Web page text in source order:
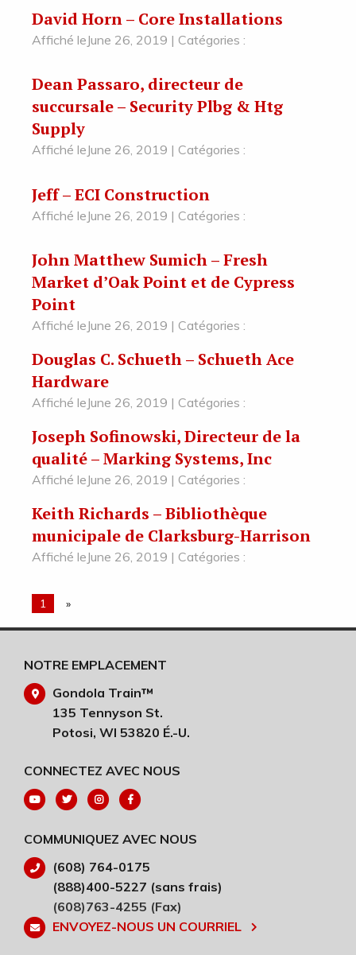
David Horn – Core Installations
Affiché leJune 26, 2019 | Catégories :
Dean Passaro, directeur de
succursale – Security Plbg & Htg
Supply
Affiché leJune 26, 2019 | Catégories :
Jeff – ECI Construction
Affiché leJune 26, 2019 | Catégories :
John Matthew Sumich – Fresh
Market d’Oak Point et de Cypress
Point
Affiché leJune 26, 2019 | Catégories :
Douglas C. Schueth – Schueth Ace
Hardware
Affiché leJune 26, 2019 | Catégories :
Joseph Sofinowski, Directeur de la
qualité – Marking Systems, Inc
Affiché leJune 26, 2019 | Catégories :
Keith Richards – Bibliothèque
municipale de Clarksburg-Harrison
Affiché leJune 26, 2019 | Catégories :
1 »
NOTRE EMPLACEMENT
Gondola Train™
135 Tennyson St.
Potosi, WI 53820 É.-U.
CONNECTEZ AVEC NOUS
COMMUNIQUEZ AVEC NOUS
(608) 764-0175
(888)400-5227 (sans frais)
(608)763-4255 (Fax)
ENVOYEZ-NOUS UN COURRIEL